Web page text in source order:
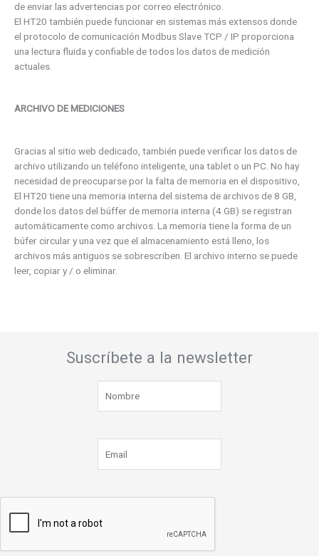
de enviar las advertencias por correo electrónico.
El HT20 también puede funcionar en sistemas más extensos donde
el protocolo de comunicación Modbus Slave TCP / IP proporciona
una lectura fluida y confiable de todos los datos de medición
actuales.
ARCHIVO DE MEDICIONES
Gracias al sitio web dedicado, también puede verificar los datos de
archivo utilizando un teléfono inteligente, una tablet o un PC. No hay
necesidad de preocuparse por la falta de memoria en el dispositivo,
El HT20 tiene una memoria interna del sistema de archivos de 8 GB,
donde los datos del búffer de memoria interna (4 GB) se registran
automáticamente como archivos. La memoria tiene la forma de un
búfer circular y una vez que el almacenamiento está lleno, los
archivos más antiguos se sobrescriben. El archivo interno se puede
leer, copiar y / o eliminar.
Suscríbete a la newsletter